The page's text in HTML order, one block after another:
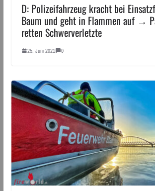
D: Polizeifahrzeug kracht bei
Baum und geht in Flammen auf →
retten Schwerverletzte
25. Juni 2021 0